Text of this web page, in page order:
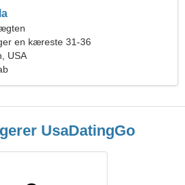
en kæreste 31-36
USA
UsaDatingGo